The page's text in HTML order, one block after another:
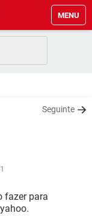
MENU
Seguinte
fazer para